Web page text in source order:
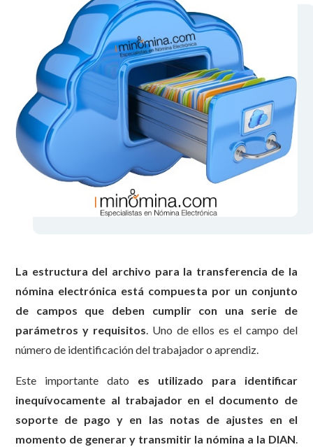
La estructura del archivo para la transferencia de la
nómina electrónica está compuesta por un conjunto
de campos que deben cumplir con una serie de
parámetros y requisitos. Uno de ellos es el campo del
número de identificación del trabajador o aprendiz.
Este importante dato es utilizado para identificar
inequívocamente al trabajador en el documento de
soporte de pago y en las notas de ajustes en el
momento de generar y transmitir la nómina a la DIAN.